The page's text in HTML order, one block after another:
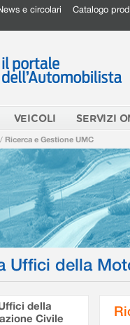
e circolari Catalogo
VEICOLI SERVIZI
Ricerca e Gestione UMC
Uffici della
della
Civile